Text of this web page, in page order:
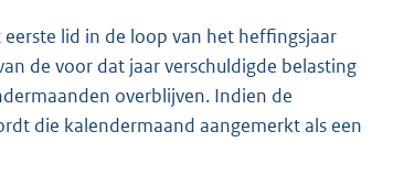
lid in de loop van het heffingsjaar
de voor dat jaar verschuldigde belasting
overblijven. Indien de
die kalendermaand aangemerkt als een